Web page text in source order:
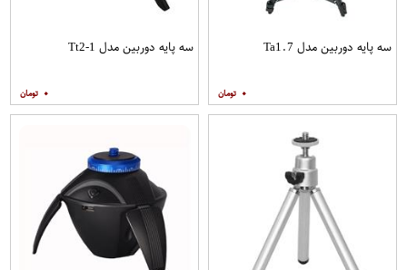
سه پایه دوربین مدل Ta1.7
۰
سه پایه دوربین مدل Tt2-1
۰